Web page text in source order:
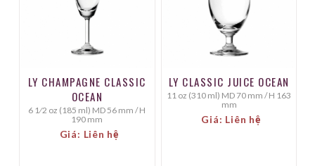
LY CHAMPAGNE CLASSIC
OCEAN
6 1⁄2 oz (185 ml) MD 56 mm / H
190 mm
Giá: Liên hệ
LY CLASSIC JUICE OCEAN
11 oz (310 ml) MD 70 mm / H 163
mm
Giá: Liên hệ